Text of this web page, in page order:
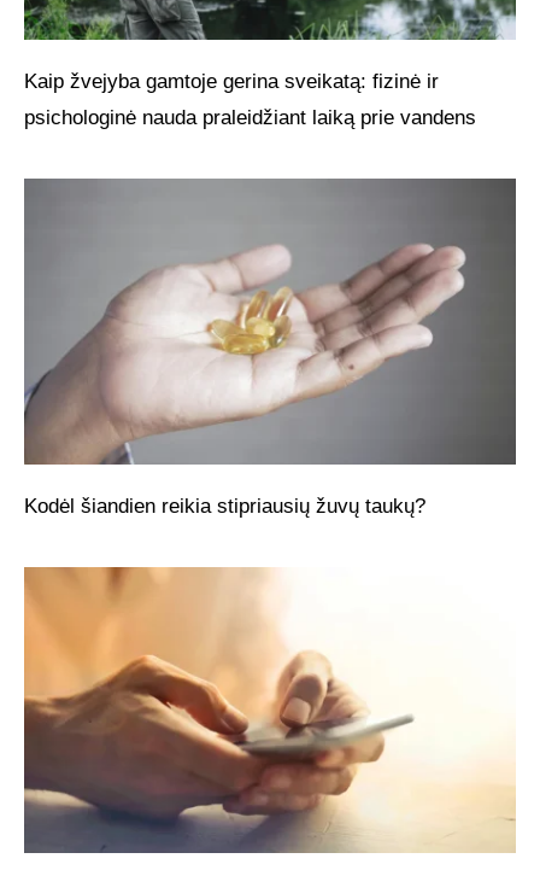
Kaip žvejyba gamtoje gerina sveikatą: fizinė ir
psichologinė nauda praleidžiant laiką prie vandens
Kodėl šiandien reikia stipriausių žuvų taukų?